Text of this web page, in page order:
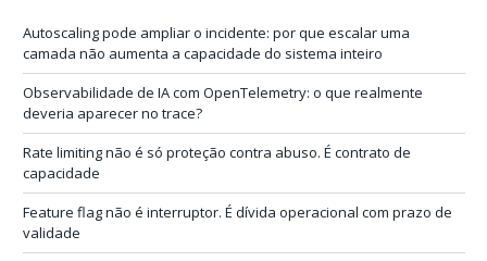
i
l
Autoscaling pode ampliar o incidente: por que escalar uma
camada não aumenta a capacidade do sistema inteiro
Observabilidade de IA com OpenTelemetry: o que realmente
deveria aparecer no trace?
Rate limiting não é só proteção contra abuso. É contrato de
capacidade
Feature flag não é interruptor. É dívida operacional com prazo de
validade